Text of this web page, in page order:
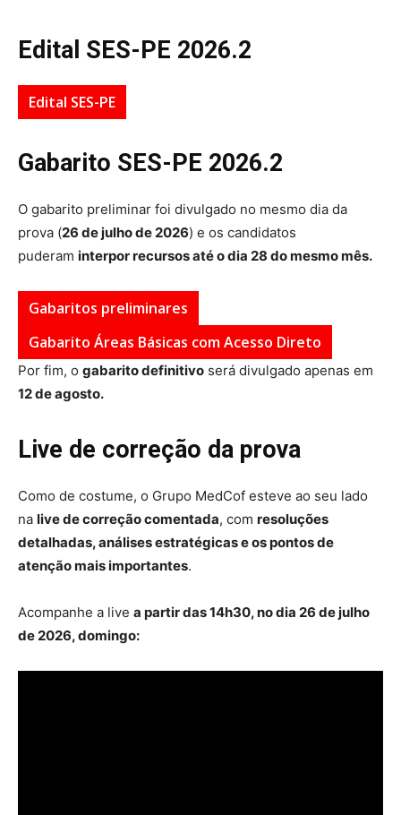
Edital SES-PE 2026.2
Edital SES-PE
Gabarito SES-PE 2026.2
O gabarito preliminar foi divulgado no mesmo dia da
prova (26 de julho de 2026) e os candidatos
puderam interpor recursosaté o dia 28 do mesmo mês.
Gabaritos preliminares
Gabarito Áreas Básicas com Acesso Direto
Por fim, o gabarito definitivo será divulgado apenas em
12 de agosto.
Live de correção da prova
Como de costume, o Grupo MedCof esteve ao seu lado
na live de correção comentada, com resoluções
detalhadas, análises estratégicas e os pontos de
atenção mais importantes.
Acompanhe a live a partir das 14h30, no dia 26 de julho
de 2026, domingo: